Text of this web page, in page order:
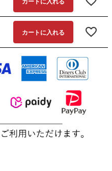
カートに入れる
カートに入れる